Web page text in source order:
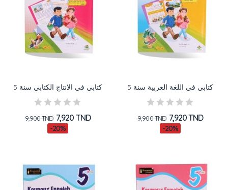
كتابي في الانتاج الكتابي سنة 5
9,900 TND 7,920 TND
-20%
كتابي في اللغة العربية سنة 5
9,900 TND 7,920 TND
-20%